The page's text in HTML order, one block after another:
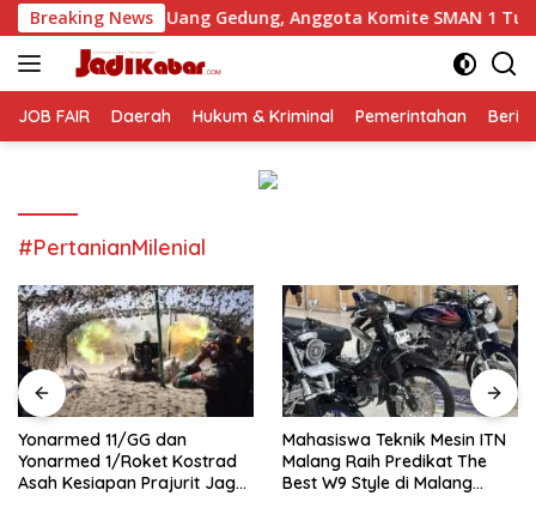
Langsung
ke
konten
Breaking News
Gedung, Anggota Komite SMAN 1 Tumpang ,Ketua DPD
JOB FAIR Daerah Hukum & Kriminal Pemerintahan
#PertanianMilenial
Yonarmed 11/GG dan
Yonarmed 1/Roket Kostrad
Asah Kesiapan Prajurit Jaga
Mahasiswa Teknik Mesin ITN
Malang Raih Predikat The
Best W9 Style di Malang